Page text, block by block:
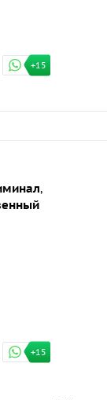
+15
,
+15